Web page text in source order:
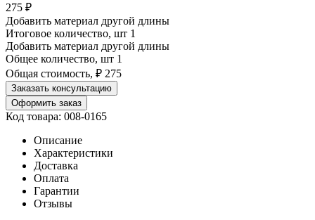
275 ₽
Добавить материал другой длины
Итоговое количество, шт 1
Добавить материал другой длины
Общее количество, шт 1
Общая стоимость, ₽ 275
Заказать консультацию
Оформить заказ
Код товара: 008-0165
Описание
Характеристики
Доставка
Оплата
Гарантии
Отзывы